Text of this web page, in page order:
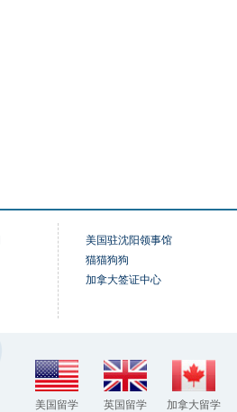
美国驻沈阳领事馆
猫猫狗狗
加拿大签证中心
美国留学 英国留学 加拿大留学